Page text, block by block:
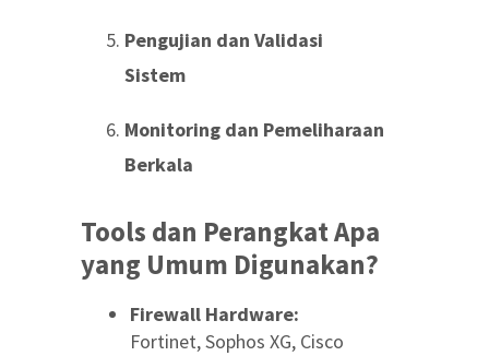
Pengujian dan Validasi
Sistem
Monitoring dan Pemeliharaan
Berkala
Tools dan Perangkat Apa
yang Umum Digunakan?
Firewall Hardware:
Fortinet, Sophos XG, Cisco